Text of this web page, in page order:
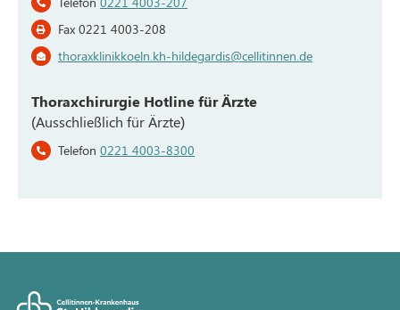
Fax 0221 4003-208
thoraxklinikkoeln.kh-hildegardis@cellitinnen.de
Thoraxchirurgie Hotline für Ärzte
(Ausschließlich für Ärzte)
Telefon 0221 4003-8300